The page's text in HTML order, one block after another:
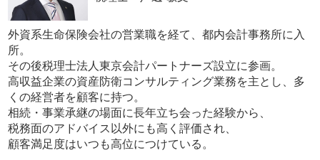
外資系生命保険会社の営業職を経て、都内会計事務所に入
所。
その後税理士法人東京会計パートナーズ設立に参画。
高収益企業の資産防衛コンサルティング業務を主とし、多
くの経営者を顧客に持つ。
相続・事業承継の場面に長年立ち会った経験から、
税務面のアドバイス以外にも高く評価され、
顧客満足度はいつも高位につけている。